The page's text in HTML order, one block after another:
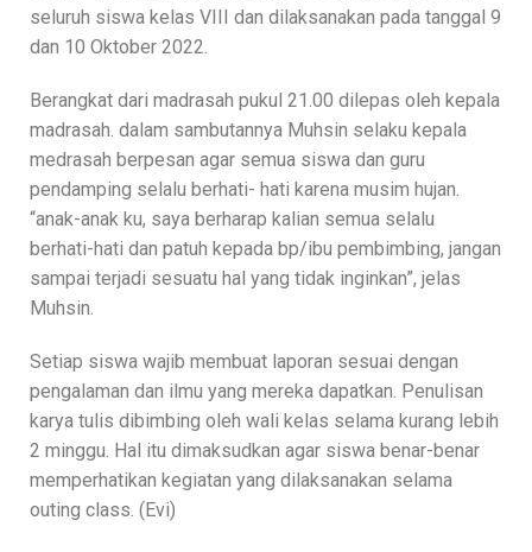
seluruh siswa kelas VIII dan dilaksanakan pada tanggal 9
dan 10 Oktober 2022.
Berangkat dari madrasah pukul 21.00 dilepas oleh kepala
madrasah. dalam sambutannya Muhsin selaku kepala
medrasah berpesan agar semua siswa dan guru
pendamping selalu berhati- hati karena musim hujan.
“anak-anak ku, saya berharap kalian semua selalu
berhati-hati dan patuh kepada bp/ibu pembimbing, jangan
sampai terjadi sesuatu hal yang tidak inginkan”, jelas
Muhsin.
Setiap siswa wajib membuat laporan sesuai dengan
pengalaman dan ilmu yang mereka dapatkan. Penulisan
karya tulis dibimbing oleh wali kelas selama kurang lebih
2 minggu. Hal itu dimaksudkan agar siswa benar-benar
memperhatikan kegiatan yang dilaksanakan selama
outing class. (Evi)